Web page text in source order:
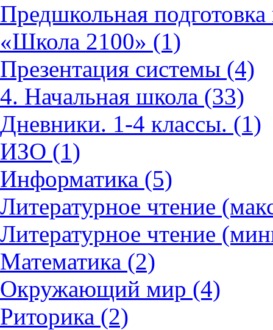
Предшкольная
«Школа 2100» (1)
Презентация системы (4)
4. Начальная школа (33)
Дневники. 1-4 классы. (1)
ИЗО (1)
Информатика (5)
Литературное чтение
Литературное чтение
Математика (2)
Окружающий мир (4)
Риторика (2)